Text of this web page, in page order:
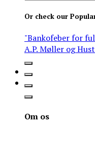
Or check our
"Bankofeber for
A.P. Møller og
Om os